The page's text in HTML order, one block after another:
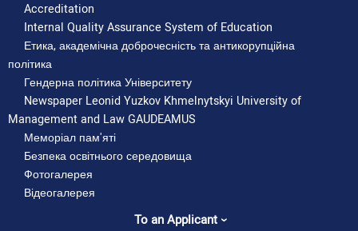
Accreditation
Internal Quality Assurance System of Education
Етика, академічна доброчесність та антикорупційна
політика
Гендерна політика Університету
Newspaper Leonid Yuzkov Khmelnytskyi University of
Management and Law GAUDEAMUS
Меморіал пам'яті
Безпека освітнього середовища
Фотогалерея
Відеогалерея
To an Applicant
Будівля № 1.